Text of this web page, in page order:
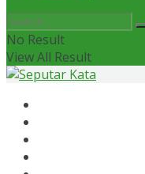
No Result
View All Result